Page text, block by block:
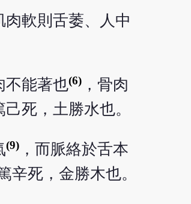
軟則舌萎、人中
不能著也(6)，骨肉
死，土勝水也。
(9)，而脈絡於舌本
辛死，金勝木也。